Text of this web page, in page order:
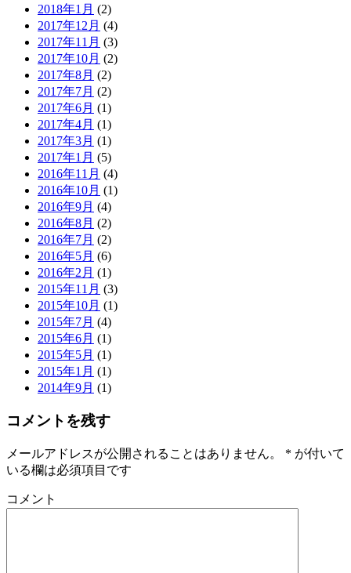
2018年1月 (2)
2017年12月 (4)
2017年11月 (3)
2017年10月 (2)
2017年8月 (2)
2017年7月 (2)
2017年6月 (1)
2017年4月 (1)
2017年3月 (1)
2017年1月 (5)
2016年11月 (4)
2016年10月 (1)
2016年9月 (4)
2016年8月 (2)
2016年7月 (2)
2016年5月 (6)
2016年2月 (1)
2015年11月 (3)
2015年10月 (1)
2015年7月 (4)
2015年6月 (1)
2015年5月 (1)
2015年1月 (1)
2014年9月 (1)
コメントを残す
メールアドレスが公開されることはありません。 * が付いて
いる欄は必須項目です
コメント